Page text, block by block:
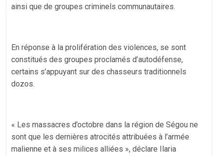
ainsi que de groupes criminels communautaires.
En réponse à la prolifération des violences, se sont
constitués des groupes proclamés d’autodéfense,
certains s’appuyant sur des chasseurs traditionnels
dozos.
« Les massacres d’octobre dans la région de Ségou ne
sont que les dernières atrocités attribuées à l’armée
malienne et à ses milices alliées », déclare Ilaria